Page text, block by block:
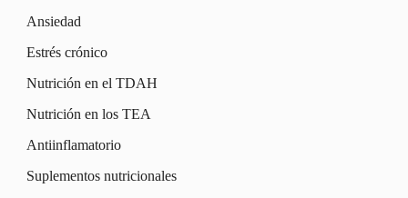
Ansiedad
Estrés crónico
Nutrición en el TDAH
Nutrición en los TEA
Antiinflamatorio
Suplementos nutricionales